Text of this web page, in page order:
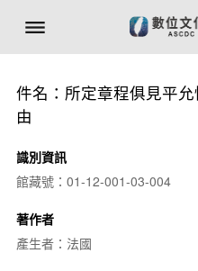
件名：所定章程俱見平
由
識別資訊
館藏號：01-12-001-03-004
著作者
產生者：法國